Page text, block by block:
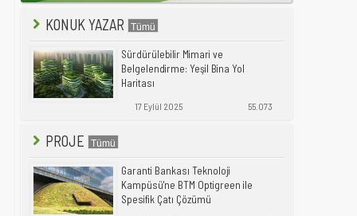
KONUK YAZAR
Sürdürülebilir Mimari ve
Belgelendirme: Yeşil Bina Yol
Haritası
17 Eylül 2025 55.073
PROJE
Garanti Bankası Teknoloji
Kampüsü'ne BTM Optigreen ile
Spesifik Çatı Çözümü